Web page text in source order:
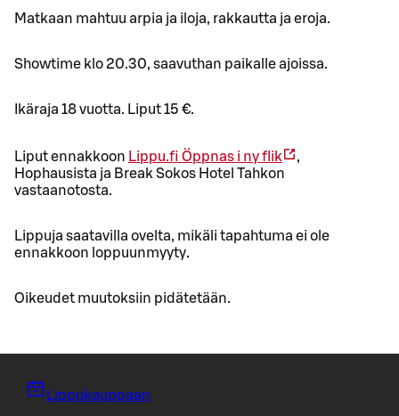
Matkaan mahtuu arpia ja iloja, rakkautta ja eroja.
Showtime klo 20.30, saavuthan paikalle ajoissa.
Ikäraja 18 vuotta. Liput 15 €.
Liput ennakkoon Lippu.fi Öppnas i ny flik
,
Hophausista ja Break Sokos Hotel Tahkon
vastaanotosta.
Lippuja saatavilla ovelta, mikäli tapahtuma ei ole
ennakkoon loppuunmyyty.
Oikeudet muutoksiin pidätetään.
Lippukauppaan